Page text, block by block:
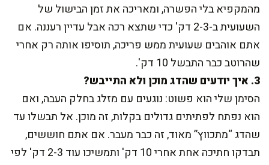
מהמקפיא בלי הפשרה, ומאריכה את זמן הבישול של
השעועית ב-2-3 דק' כדי שתצא רכה אבל עדיין רעננה. אם
אתם אוהבים שעועית ממש פריכה, תוסיפו אותה רק אחרי
שהרוטב כבר התבשל 10 דק'.
3. איך יודעים שהדג מוכן ולא התייבש?
הסימן שלי הוא פשוט: נוגעים עם מזלג בחלק העבה, ואם
הוא נפתח לפתיתים גדולים בקלות, זה מוכן. אל תבשלו עד
שהדג “מתכווץ” מאוד, זה כבר מעבר. אם אתם חוששים,
תבדקו חתיכה אחת אחרי 10 דק' ותמשיכו עוד 2-3 דק' לפי